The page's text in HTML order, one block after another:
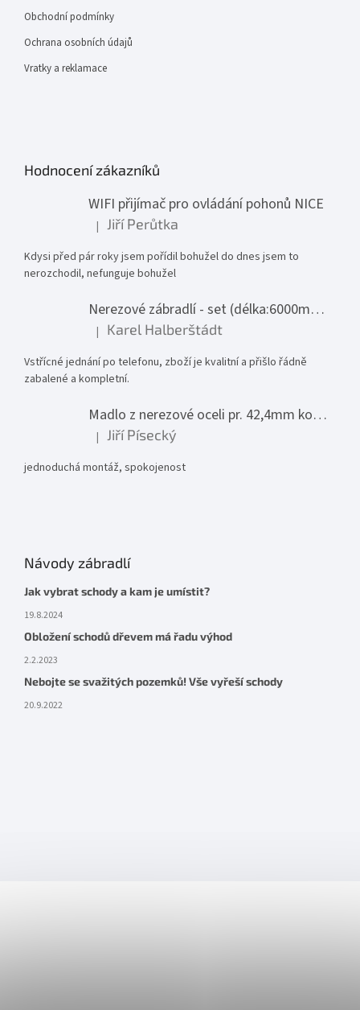
Obchodní podmínky
Ochrana osobních údajů
Vratky a reklamace
Hodnocení zákazníků
WIFI přijímač pro ovládání pohonů NICE
Hodnocení produktu je 1 z 5 hvězdiček.
| Jiří Perůtka
Kdysi před pár roky jsem pořídil bohužel do dnes jsem to
nerozchodil, nefunguje bohužel
Nerezové zábradlí - set (délka:6000mm x výška:1000mm)
Hodnocení produktu je 5 z 5 hvězdiček.
| Karel Halberštádt
Vstřícné jednání po telefonu, zboží je kvalitní a přišlo řádně
zabalené a kompletní.
Madlo z nerezové oceli pr. 42,4mm komplet - model 0116 - 3000mm
Hodnocení produktu je 5 z 5 hvězdiček.
| Jiří Písecký
jednoduchá montáž, spokojenost
Návody zábradlí
Jak vybrat schody a kam je umístit?
19.8.2024
Obložení schodů dřevem má řadu výhod
2.2.2023
Nebojte se svažitých pozemků! Vše vyřeší schody
20.9.2022